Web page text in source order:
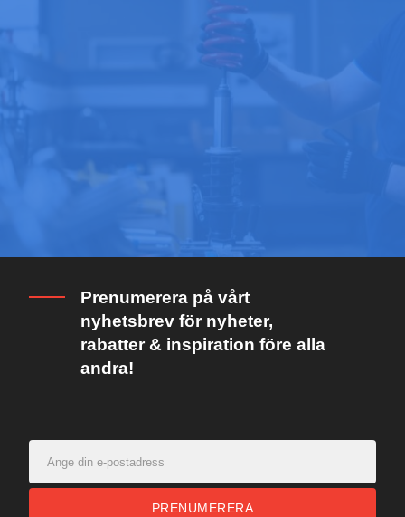
Prenumerera på vårt
nyhetsbrev för nyheter,
rabatter & inspiration före alla
andra!
PRENUMERERA